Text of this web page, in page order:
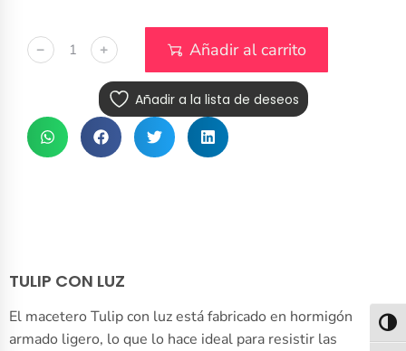
﹣ ﹢ Añadir al carrito
Añadir a la lista de deseos
TULIP CON LUZ
El macetero Tulip con luz está fabricado en hormigón
armado ligero, lo que lo hace ideal para resistir las